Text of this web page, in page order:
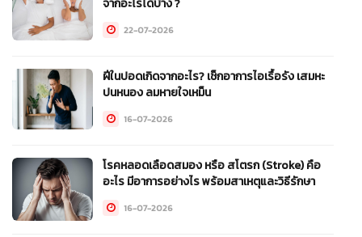
จากอะไรได้บ้าง ?
22-07-2026
ฝีในปอดเกิดจากอะไร? เช็กอาการไอเรื้อรัง เสมหะ
ปนหนอง ลมหายใจเหม็น
16-07-2026
โรคหลอดเลือดสมอง หรือ สโตรก (Stroke) คือ
อะไร มีอาการอย่างไร พร้อมสาเหตุและวิธีรักษา
16-07-2026